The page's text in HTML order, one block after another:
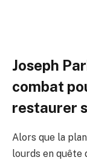
Joseph
combat
restaurer
Alors que la
lourds en quête